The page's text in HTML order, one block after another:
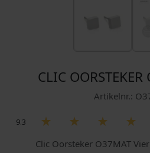
CLIC
Artikelnr.:
9.3
Clic Oorsteker O37MAT